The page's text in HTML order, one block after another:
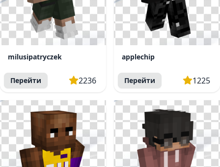
milusipatryczek
Перейти 2236
applechip
Перейти 1225